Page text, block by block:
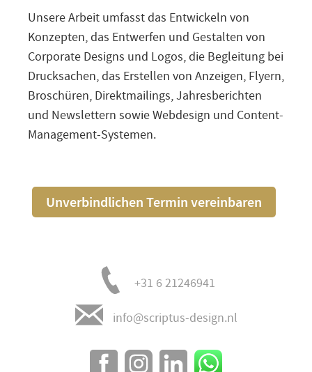
Unsere Arbeit umfasst das Entwickeln von
Konzepten, das Entwerfen und Gestalten von
Corporate Designs und Logos, die Begleitung bei
Drucksachen, das Erstellen von Anzeigen, Flyern,
Broschüren, Direktmailings, Jahresberichten
und Newslettern sowie Webdesign und Content-
Management-Systemen.
Unverbindlichen Termin vereinbaren
+31 6 21246941
info@scriptus-design.nl